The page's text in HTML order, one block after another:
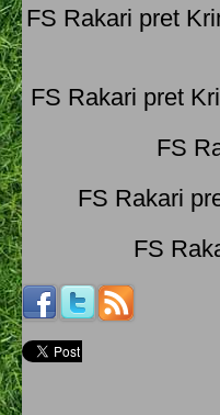
FS Rakari pret
FS Rakari pret
FS
FS Rakari
FS